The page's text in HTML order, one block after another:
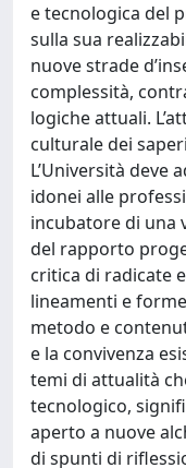
e tecnologica del
sulla sua
nuove strade
complessità,
logiche attuali.
culturale dei
L’Università deve
idonei alle
incubatore di una
del rapporto
critica di radicate
lineamenti e
metodo e
e la convivenza
temi di attualità
tecnologico,
aperto a nuove
di spunti di